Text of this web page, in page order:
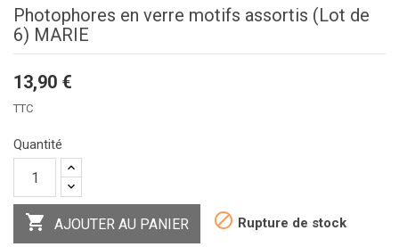
Photophores en verre motifs assortis (Lot de
6) MARIE
13,90 €
TTC
Quantité
 AJOUTER AU PANIER  Rupture de stock